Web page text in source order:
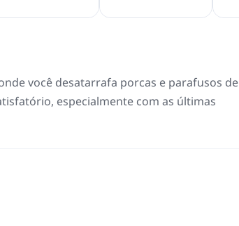
você desatarrafa porcas e parafusos de
especialmente com as últimas